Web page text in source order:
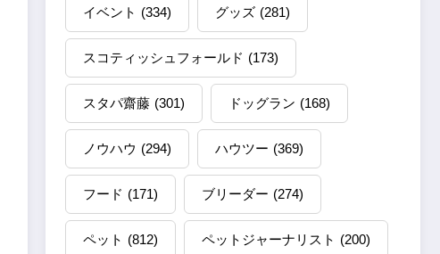
イベント (334) グッズ (281)
スコティッシュフォールド (173)
スタパ齋藤 (301) ドッグラン (168)
ノウハウ (294) ハウツー (369)
フード (171) ブリーダー (274)
ペット (812) ペットジャーナリスト (200)